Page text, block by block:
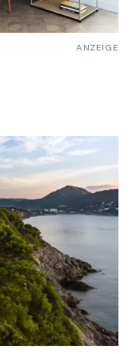
ANZEIGE